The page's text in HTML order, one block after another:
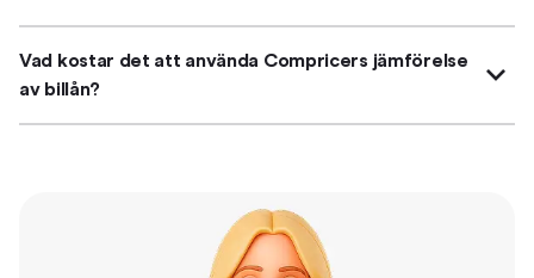
Vad kostar det att använda Compricers jämförelse
av billån?